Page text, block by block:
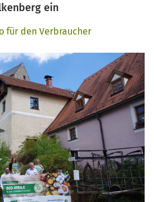
ein
für den Verbraucher